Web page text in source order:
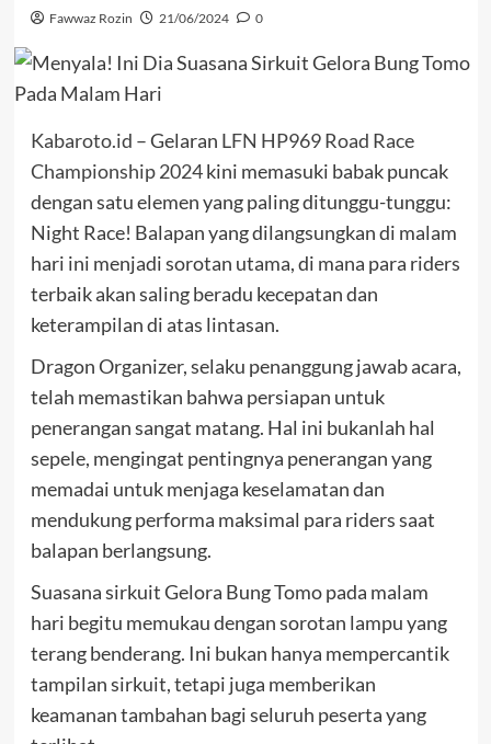
Fawwaz Rozin 21/06/2024 0
Kabaroto.id – Gelaran LFN HP969 Road Race
Championship 2024kini memasuki babak puncak
dengan satu elemen yang paling ditunggu-tunggu:
Night Race! Balapan yang dilangsungkan di malam
hari ini menjadi sorotan utama, di mana para riders
terbaik akan saling beradu kecepatan dan
keterampilan di atas lintasan.
Dragon Organizer, selaku penanggung jawab acara,
telah memastikan bahwa persiapan untuk
penerangan sangat matang. Hal ini bukanlah hal
sepele, mengingat pentingnya penerangan yang
memadai untuk menjaga keselamatan dan
mendukung performa maksimal para riders saat
balapan berlangsung.
Suasana sirkuit Gelora Bung Tomo pada malam
hari begitu memukau dengan sorotan lampu yang
terang benderang. Ini bukan hanya mempercantik
tampilan sirkuit, tetapi juga memberikan
keamanan tambahan bagi seluruh peserta yang